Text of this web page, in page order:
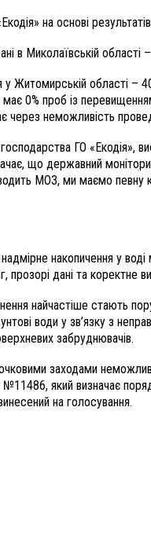
на основі
в Миколаївській
Житомирській області –
має 0% проб із
неможливість
ГО
що державний
МОЗ, ми маємо
накопичення у
дані та коректне
найчастіше стають
води у зв’язку з
забруднювачів.
заходами
який визначає
на голосування.